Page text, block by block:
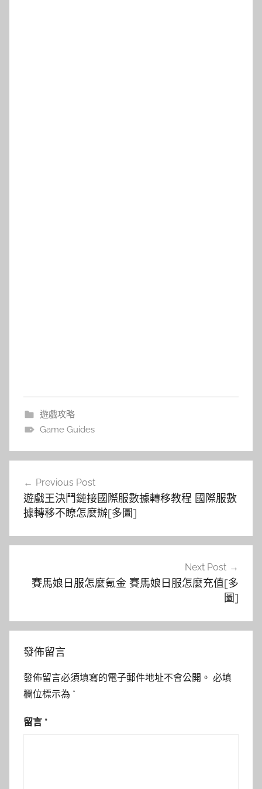
遊戲攻略
Game Guides
章
導
覽
Previous Post
遊戲王決鬥鏈接國際服數據轉移教程 國際服數
據轉移不瞭怎麼辦[多圖]
Next Post
賽馬娘日服怎麼氪金 賽馬娘日服怎麼充值[多
圖]
發佈留言
發佈留言必須填寫的電子郵件地址不會公開。 必填
欄位標示為 *
留言 *